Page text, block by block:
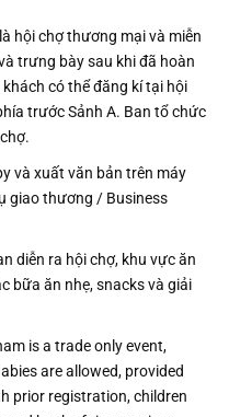
hội chợ thương mại và miễn
trưng bày sau khi đã hoàn
có thể đăng kí tại hội
trước Sảnh A. Ban tổ chức
và xuất văn bản trên máy
giao thương / Business
diễn ra hội chợ, khu vực ăn
bữa ăn nhẹ, snacks và giải
is a trade only event,
are allowed, provided
prior registration, children